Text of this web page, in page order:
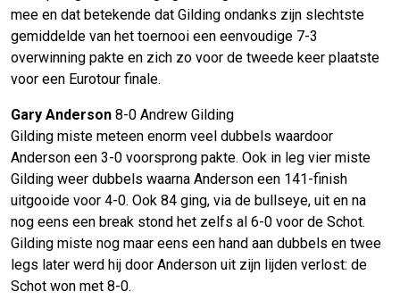
mee en dat betekende dat Gilding ondanks zijn slechtste
gemiddelde van het toernooi een eenvoudige 7-3
overwinning pakte en zich zo voor de tweede keer plaatste
voor een Eurotour finale.
Gary Anderson 8-0 Andrew Gilding
Gilding miste meteen enorm veel dubbels waardoor
Anderson een 3-0 voorsprong pakte. Ook in leg vier miste
Gilding weer dubbels waarna Anderson een 141-finish
uitgooide voor 4-0. Ook 84 ging, via de bullseye, uit en na
nog eens een break stond het zelfs al 6-0 voor de Schot.
Gilding miste nog maar eens een hand aan dubbels en twee
legs later werd hij door Anderson uit zijn lijden verlost: de
Schot won met 8-0.